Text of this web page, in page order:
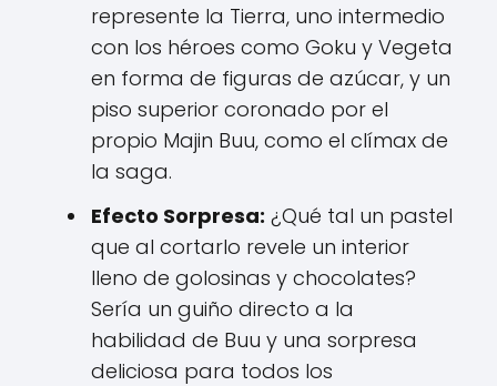
represente la Tierra, uno intermedio
con los héroes como Goku y Vegeta
en forma de figuras de azúcar, y un
piso superior coronado por el
propio Majin Buu, como el clímax de
la saga.
Efecto Sorpresa: ¿Qué tal un pastel
que al cortarlo revele un interior
lleno de golosinas y chocolates?
Sería un guiño directo a la
habilidad de Buu y una sorpresa
deliciosa para todos los